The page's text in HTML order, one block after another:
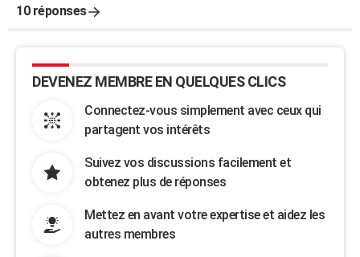
10 réponses
DEVENEZ MEMBRE EN QUELQUES CLICS
Connectez-vous simplement avec ceux qui
partagent vos intérêts
Suivez vos discussions facilement et
obtenez plus de réponses
Mettez en avant votre expertise et aidez les
autres membres